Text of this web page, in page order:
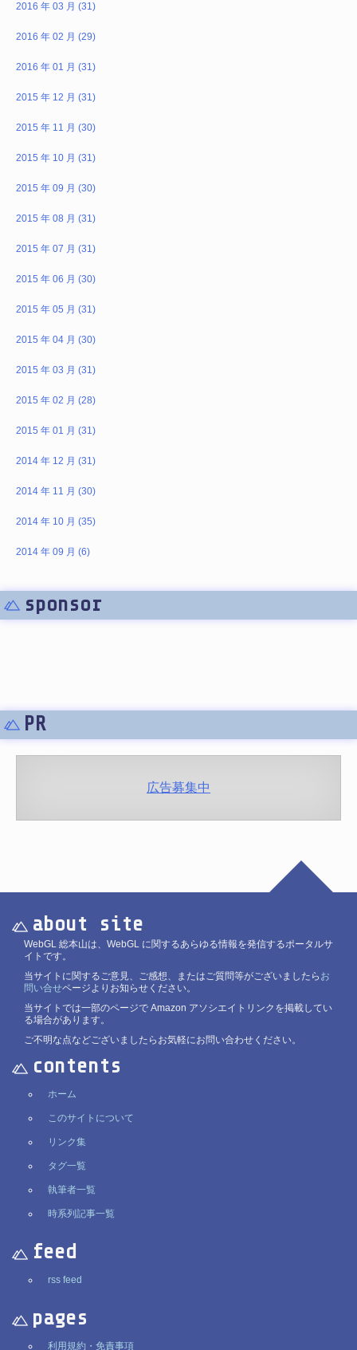
2016 年 03 月 (31)
2016 年 02 月 (29)
2016 年 01 月 (31)
2015 年 12 月 (31)
2015 年 11 月 (30)
2015 年 10 月 (31)
2015 年 09 月 (30)
2015 年 08 月 (31)
2015 年 07 月 (31)
2015 年 06 月 (30)
2015 年 05 月 (31)
2015 年 04 月 (30)
2015 年 03 月 (31)
2015 年 02 月 (28)
2015 年 01 月 (31)
2014 年 12 月 (31)
2014 年 11 月 (30)
2014 年 10 月 (35)
2014 年 09 月 (6)
sponsor
PR
広告募集中
about site
WebGL 総本山は、WebGL に関するあらゆる情報を発信するポータルサ
イトです。
当サイトに関するご意見、ご感想、またはご質問等がございましたら お
問い合せページよりお知らせください。
当サイトでは一部のページで Amazon アソシエイトリンクを掲載してい
る場合があります。
ご不明な点などございましたらお気軽にお問い合わせください。
contents
ホーム
このサイトについて
リンク集
タグ一覧
執筆者一覧
時系列記事一覧
feed
rss feed
pages
利用規約・免責事項